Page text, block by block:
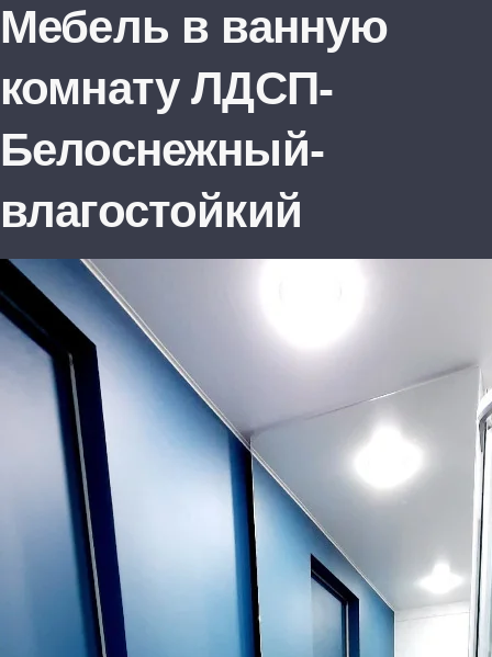
Мебель в ванную
комнату ЛДСП-
Белоснежный-
влагостойкий